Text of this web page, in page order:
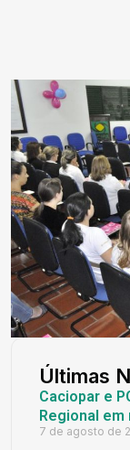
Últimas
Caciopar e
Regional
7 de agosto de